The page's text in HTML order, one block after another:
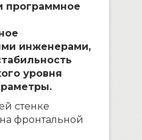
программное
инженерами,
уровня
стенке
фронтальной